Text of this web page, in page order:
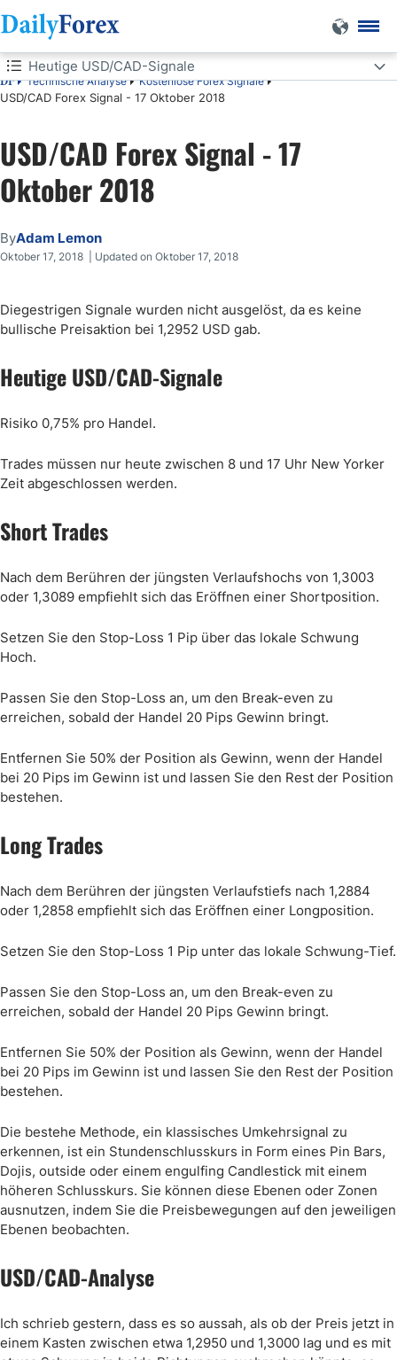
DF Technische Analyse Kostenlose Forex Signale
USD/CAD Forex Signal - 17 Oktober 2018
Heutige USD/CAD-Signale
Heutige USD/CAD-Signale
Short Trades
Long Trades
USD/CAD Forex Signal - 17
Oktober 2018
ByAdam Lemon
Oktober 17, 2018 | Updated on Oktober 17, 2018
Diegestrigen Signale wurden nicht ausgelöst, da es keine
bullische Preisaktion bei 1,2952 USD gab.
Heutige USD/CAD-Signale
Risiko 0,75% pro Handel.
Trades müssen nur heute zwischen 8 und 17 Uhr New Yorker
Zeit abgeschlossen werden.
Short Trades
Nach dem Berühren der jüngsten Verlaufshochs von 1,3003
oder 1,3089 empfiehlt sich das Eröffnen einer Shortposition.
Setzen Sie den Stop-Loss 1 Pip über das lokale Schwung
Hoch.
Passen Sie den Stop-Loss an, um den Break-even zu
erreichen, sobald der Handel 20 Pips Gewinn bringt.
Entfernen Sie 50% der Position als Gewinn, wenn der Handel
bei 20 Pips im Gewinn ist und lassen Sie den Rest der Position
bestehen.
Long Trades
Nach dem Berühren der jüngsten Verlaufstiefs nach 1,2884
oder 1,2858 empfiehlt sich das Eröffnen einer Longposition.
Setzen Sie den Stop-Loss 1 Pip unter das lokale Schwung-Tief.
Passen Sie den Stop-Loss an, um den Break-even zu
erreichen, sobald der Handel 20 Pips Gewinn bringt.
Entfernen Sie 50% der Position als Gewinn, wenn der Handel
bei 20 Pips im Gewinn ist und lassen Sie den Rest der Position
bestehen.
Die bestehe Methode, ein klassisches Umkehrsignal zu
erkennen, ist ein Stundenschlusskurs in Form eines Pin Bars,
Dojis, outside oder einem engulfing Candlestick mit einem
höheren Schlusskurs. Sie können diese Ebenen oder Zonen
ausnutzen, indem Sie die Preisbewegungen auf den jeweiligen
Ebenen beobachten.
USD/CAD-Analyse
Ich schrieb gestern, dass es so aussah, als ob der Preis jetzt in
einem Kasten zwischen etwa 1,2950 und 1,3000 lag und es mit